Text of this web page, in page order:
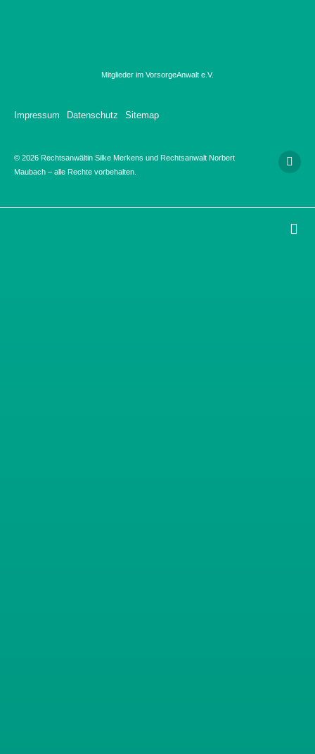
Mitglieder im VorsorgeAnwalt e.V.
Impressum Datenschutz Sitemap
© 2026 Rechtsanwältin Silke Merkens und Rechtsanwalt Norbert
Maubach – alle Rechte vorbehalten.